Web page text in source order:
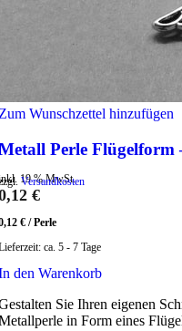
Wunschzettel hinzufügen
Perle Flügelform
19 % MwSt.
Versandkosten
€
€ /Perle
ca. 5 - 7 Tage
den Warenkorb
Sie Ihren eigenen
in Form eines